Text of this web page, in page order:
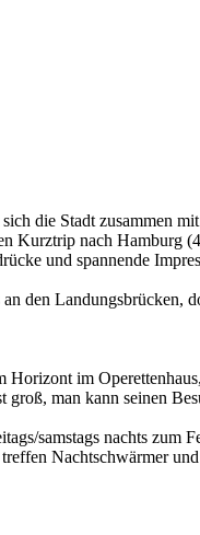
die Stadt zusammen
Kurztrip nach
und spannende
den Landungsbrücken,
im
man kann seinen
samstags nachts zum
Nachtschwärmer